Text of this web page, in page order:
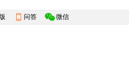
问答 微信